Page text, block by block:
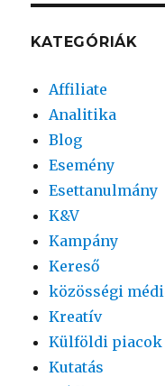
KATEGÓRIÁK
Affiliate
Analitika
Blog
Esemény
Esettanulmány
K&V
Kampány
Kereső
közösségi
Kreatív
Külföldi piacok
Kutatás